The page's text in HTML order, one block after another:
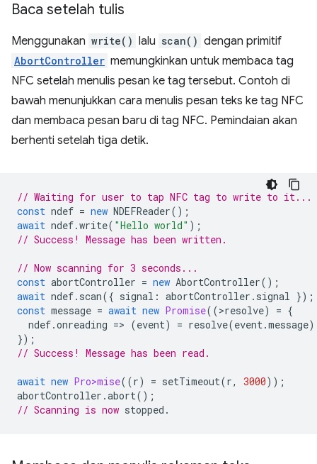
Baca setelah tulis
Menggunakan write() lalu scan() dengan primitif
AbortController memungkinkan untuk membaca tag
NFC setelah menulis pesan ke tag tersebut. Contoh di
bawah menunjukkan cara menulis pesan teks ke tag NFC
dan membaca pesan baru di tag NFC. Pemindaian akan
berhenti setelah tiga detik.
// Waiting for user to tap NFC tag to write to it...
const ndef = new NDEFReader();
await ndef.write( "Hello world" );
// Success! Message has been written.
// Now scanning for 3 seconds...
const abortController = new AbortController();
await ndef. scan({ signal : abortController . signal });
const message = await new Promise((>resolve) = {
ndef.onreading => (event) = resolve(event.message
});
// Success! Message has been read.
await new Pro>mise((r) = setTimeout(r, 3000));
abortController .abort();
// Scanning is now